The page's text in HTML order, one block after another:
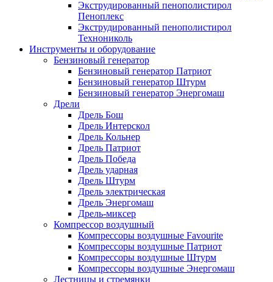
Экструдированный пенополистирол
Пеноплекс
Экструдированный пенополистирол
Технониколь
Инструменты и оборудование
Бензиновый генератор
Бензиновый генератор Патриот
Бензиновый генератор Штурм
Бензиновый генератор Энергомаш
Дрели
Дрель Бош
Дрель Интерскол
Дрель Кольнер
Дрель Патриот
Дрель Победа
Дрель ударная
Дрель Штурм
Дрель электрическая
Дрель Энергомаш
Дрель-миксер
Компрессор воздушный
Компрессоры воздушные Favourite
Компрессоры воздушные Патриот
Компрессоры воздушные Штурм
Компрессоры воздушные Энергомаш
Лестницы и стремянки